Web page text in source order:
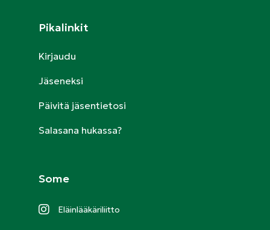
Pikalinkit
Kirjaudu
Jäseneksi
Päivitä jäsentietosi
Salasana hukassa?
Some
Eläinlääkäriliitto